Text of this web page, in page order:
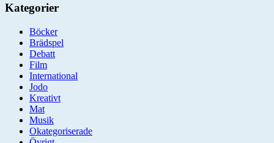
Kategorier
Böcker
Brädspel
Debatt
Film
International
Jodo
Kreativt
Mat
Musik
Okategoriserade